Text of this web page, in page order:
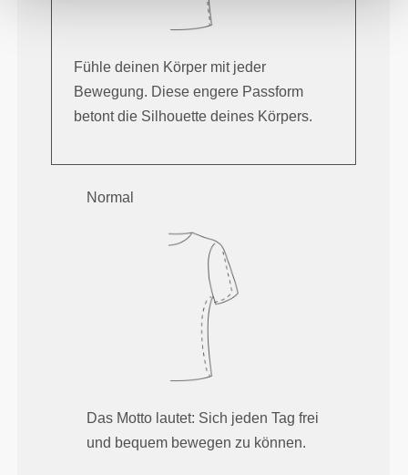
Fühle deinen Körper mit jeder
Bewegung. Diese engere Passform
betont die Silhouette deines Körpers.
Normal
Das Motto lautet: Sich jeden Tag frei
und bequem bewegen zu können.